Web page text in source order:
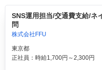
SNS運用担当/交通費支給/ネ
問
株式会社FFU
東京都
正社員：時給1,700円～2,300円